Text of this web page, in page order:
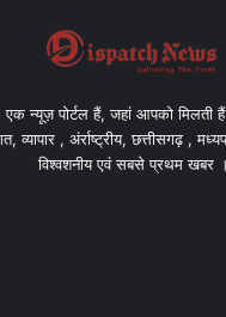
न्यूज़ पोर्टल हैं, जहां आपको मिलती
, अंर्राष्ट्रीय, छत्तीसगढ़ ,
विश्वशनीय एवं सबसे प्रथम खबर ।